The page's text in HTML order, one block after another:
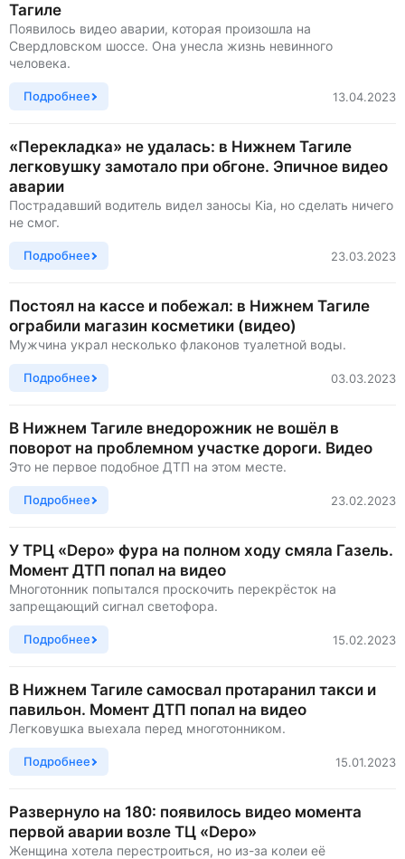
Тагиле
Появилось видео аварии, которая произошла на
Свердловском шоссе. Она унесла жизнь невинного
человека.
Подробнее 13.04.2023
«Перекладка» не удалась: в Нижнем Тагиле
легковушку замотало при обгоне. Эпичное видео
аварии
Пострадавший водитель видел заносы Kia, но сделать ничего
не смог.
Подробнее 23.03.2023
Постоял на кассе и побежал: в Нижнем Тагиле
ограбили магазин косметики (видео)
Мужчина украл несколько флаконов туалетной воды.
Подробнее 03.03.2023
В Нижнем Тагиле внедорожник не вошёл в
поворот на проблемном участке дороги. Видео
Это не первое подобное ДТП на этом месте.
Подробнее 23.02.2023
У ТРЦ «Depo» фура на полном ходу смяла Газель.
Момент ДТП попал на видео
Многотонник попытался проскочить перекрёсток на
запрещающий сигнал светофора.
Подробнее 15.02.2023
В Нижнем Тагиле самосвал протаранил такси и
павильон. Момент ДТП попал на видео
Легковушка выехала перед многотонником.
Подробнее 15.01.2023
Развернуло на 180: появилось видео момента
первой аварии возле ТЦ «Depo»
Женщина хотела перестроиться, но из-за колеи её